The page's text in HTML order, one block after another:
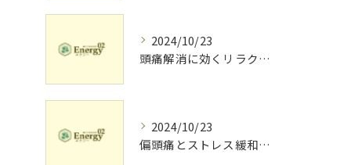
2024/10/23
頭痛解消に効くリラク体験談
2024/10/23
偏頭痛とストレス緩和に効果的なリラクゼーション法